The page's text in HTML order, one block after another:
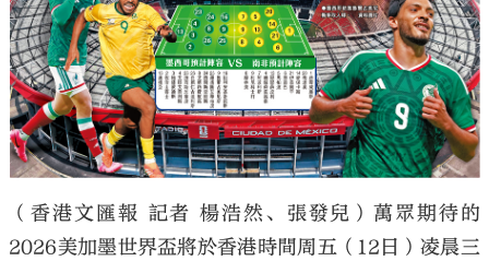
大公文匯
（香港文匯報 記者 楊浩然、張發兒）萬眾期待的
2026美加墨世界盃將於香港時間周五（12日）凌晨三